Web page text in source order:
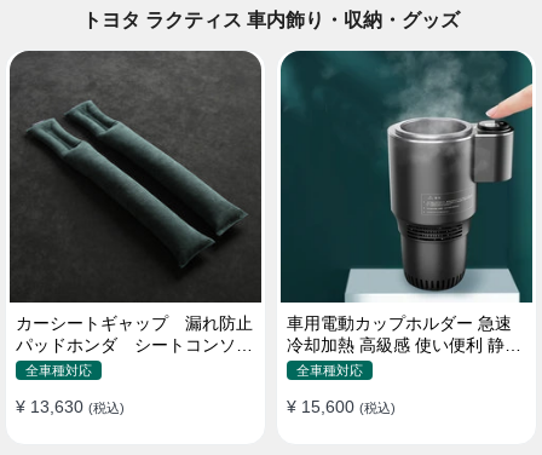
トヨタ ラクティス 車内飾り・収納・グッズ
カーシートギャップ 漏れ防止
パッドホンダ シートコンソー
ル 隙間 クッション
全車種対応
¥ 13,630 (税込)
車用電動カップホルダー 急速
冷却加熱 高級感 使い便利 静音
収納 飲み物
全車種対応
¥ 15,600 (税込)